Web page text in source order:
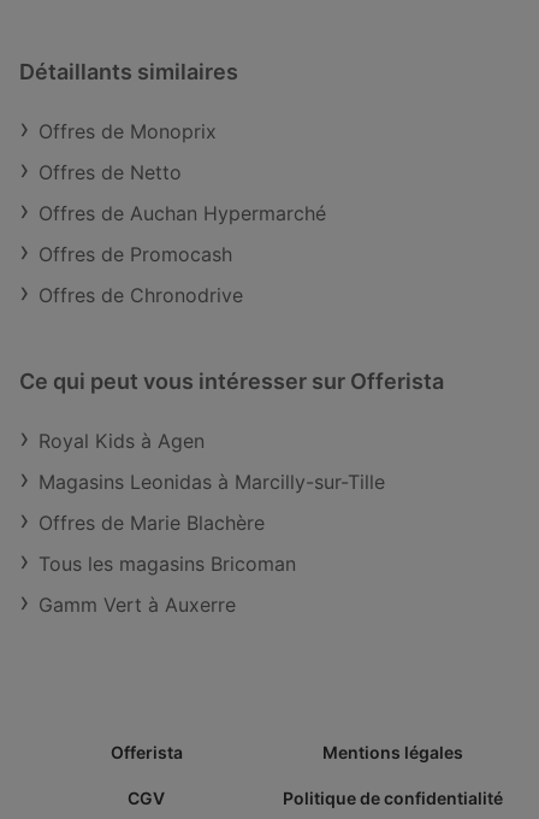
Détaillants similaires
Offres de Monoprix
Offres de Netto
Offres de Auchan Hypermarché
Offres de Promocash
Offres de Chronodrive
Ce qui peut vous intéresser sur Offerista
Royal Kids à Agen
Magasins Leonidas à Marcilly-sur-Tille
Offres de Marie Blachère
Tous les magasins Bricoman
Gamm Vert à Auxerre
Offerista Mentions légales
CGV Politique de confidentialité